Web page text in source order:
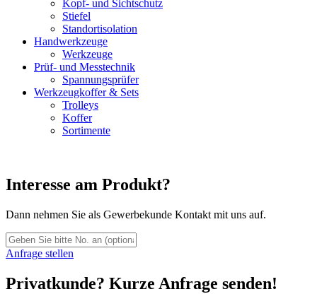
Kopf- und Sichtschutz
Stiefel
Standortisolation
Handwerkzeuge
Werkzeuge
Prüf- und Messtechnik
Spannungsprüfer
Werkzeugkoffer & Sets
Trolleys
Koffer
Sortimente
Interesse am Produkt?
Dann nehmen Sie als Gewerbekunde Kontakt mit uns auf.
Anfrage stellen
Privatkunde? Kurze Anfrage senden!